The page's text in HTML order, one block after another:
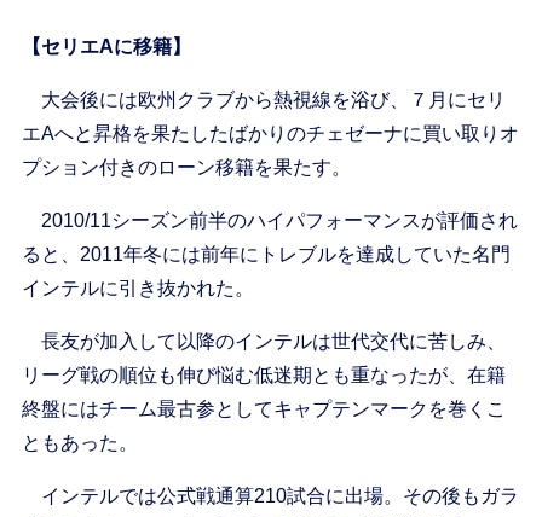
【セリエAに移籍】
大会後には欧州クラブから熱視線を浴び、７月にセリ
エAへと昇格を果たしたばかりのチェゼーナに買い取りオ
プション付きのローン移籍を果たす。
2010/11シーズン前半のハイパフォーマンスが評価され
ると、2011年冬には前年にトレブルを達成していた名門
インテルに引き抜かれた。
長友が加入して以降のインテルは世代交代に苦しみ、
リーグ戦の順位も伸び悩む低迷期とも重なったが、在籍
終盤にはチーム最古参としてキャプテンマークを巻くこ
ともあった。
インテルでは公式戦通算210試合に出場。その後もガラ